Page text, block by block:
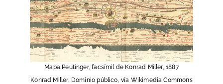
Mapa Peutinger, facsímil de Konrad Miller, 1887
Konrad Miller, Dominio público, vía Wikimedia Commons